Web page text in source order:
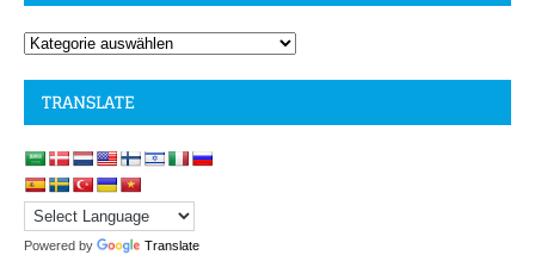
TRANSLATE
Powered by Translate